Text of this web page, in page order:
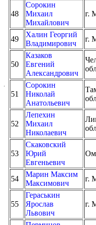
48
Сорокин
Михаил
Михайлович
г.
49
Халин Георгий
Владимирович
г.
50
Казаков
Евгений
Александрович
51
Сорокин
Николай
Анатольевич
52
Лепехин
Михаил
Николаевич
53
Скаковский
Юрий
Евгеньевич
54
Марин Максим
Максимович
г.
55
Гераськин
Ярослав
Львович
г.